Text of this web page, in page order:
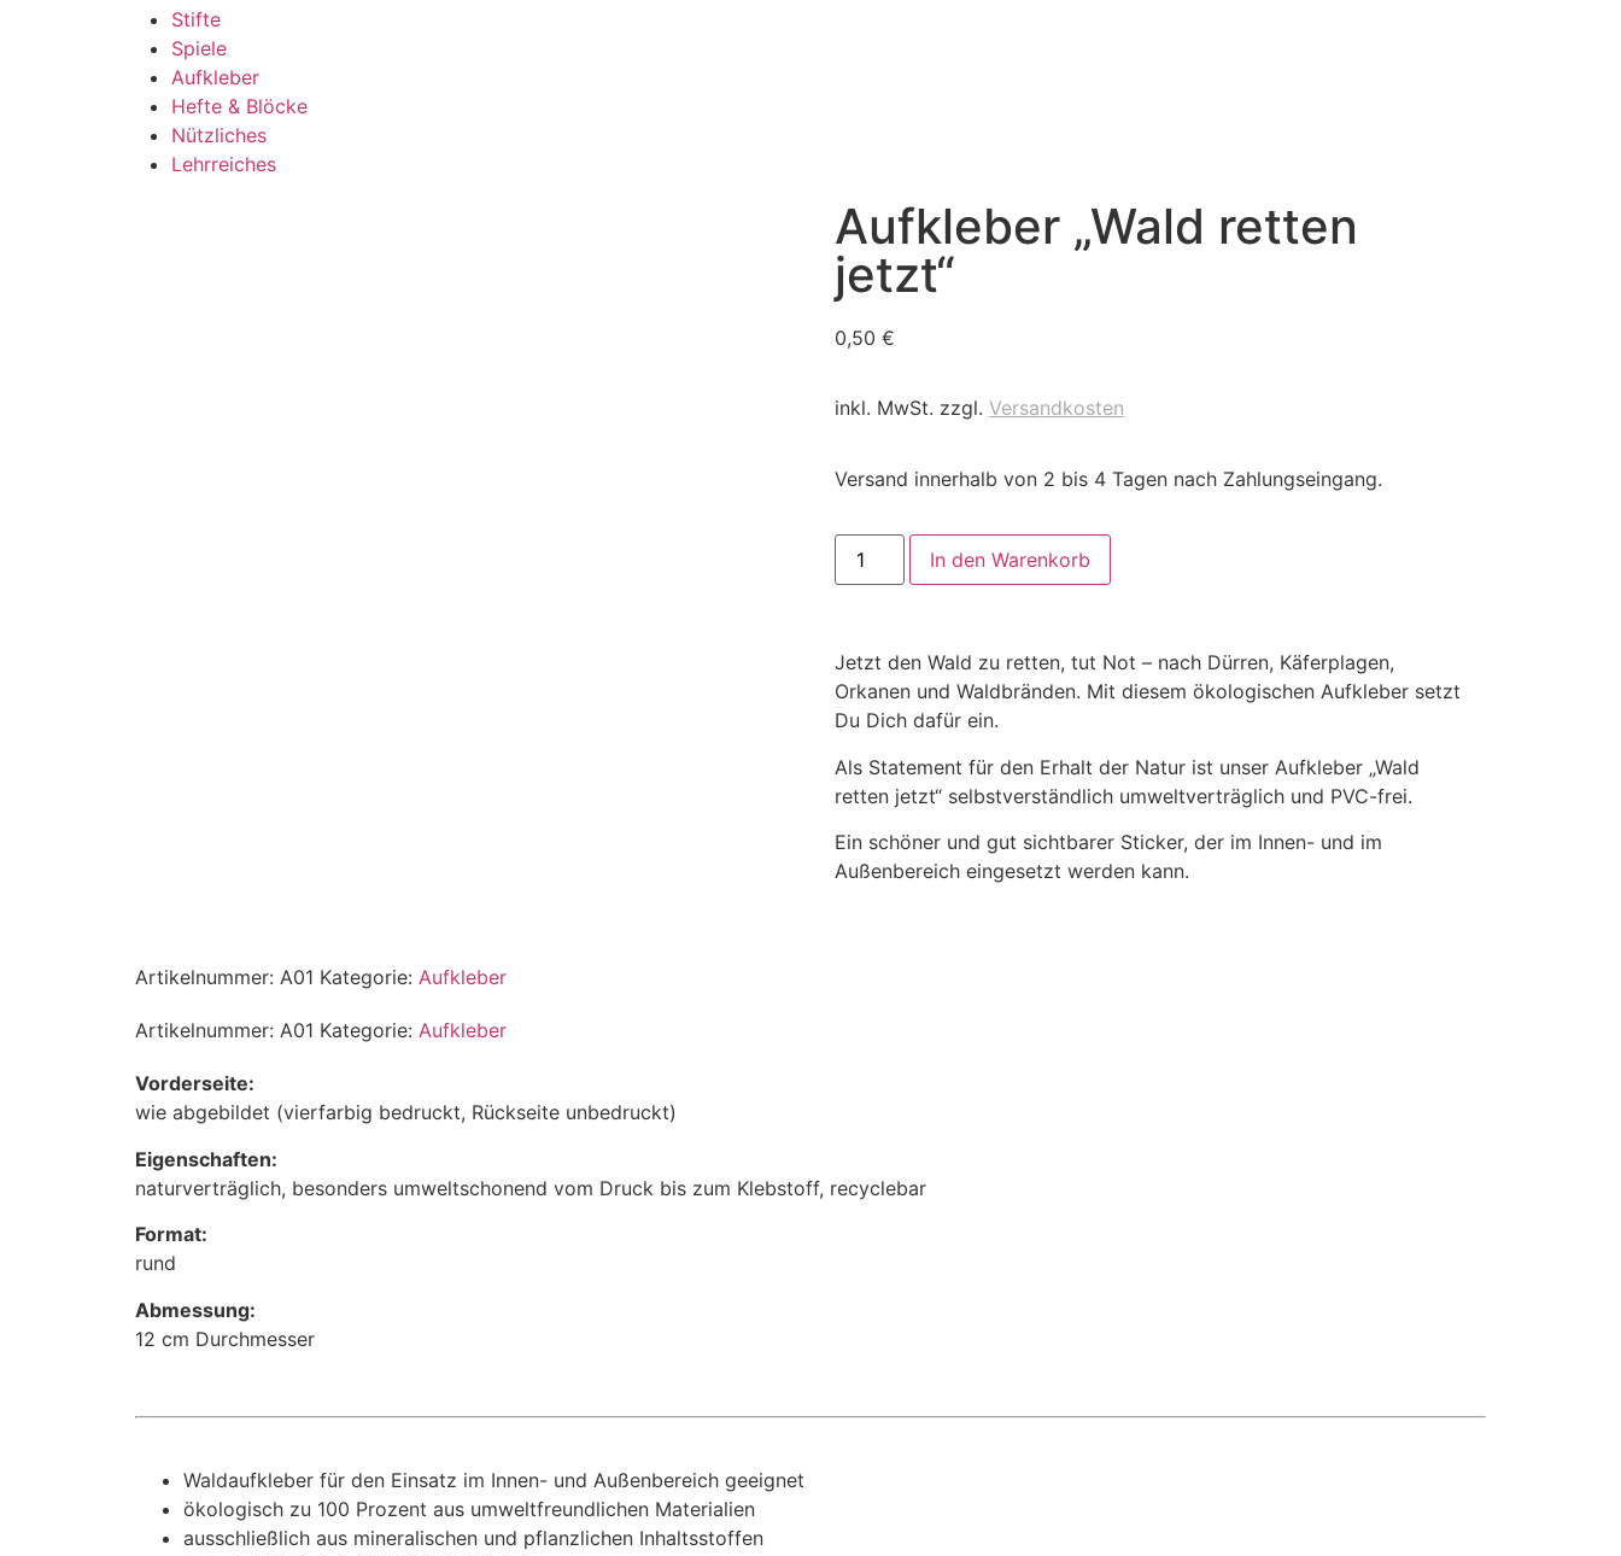
Stifte
Spiele
Aufkleber
Hefte & Blöcke
Nützliches
Lehrreiches
Aufkleber „Wald retten
jetzt“
0,50 €
inkl. MwSt. zzgl. Versandkosten
Versand innerhalb von 2 bis 4 Tagen nach Zahlungseingang.
In den Warenkorb
Jetzt den Wald zu retten, tut Not – nach Dürren, Käferplagen,
Orkanen und Waldbränden. Mit diesem ökologischen Aufkleber setzt
Du Dich dafür ein.
Als Statement für den Erhalt der Natur ist unser Aufkleber „Wald
retten jetzt“ selbstverständlich umweltverträglich und PVC-frei.
Ein schöner und gut sichtbarer Sticker, der im Innen- und im
Außenbereich eingesetzt werden kann.
Artikelnummer: A01 Kategorie: Aufkleber
Artikelnummer: A01 Kategorie: Aufkleber
Vorderseite:
wie abgebildet (vierfarbig bedruckt, Rückseite unbedruckt)
Eigenschaften:
naturverträglich, besonders umweltschonend vom Druck bis zum Klebstoff, recyclebar
Format:
rund
Abmessung:
12 cm Durchmesser
Waldaufkleber für den Einsatz im Innen- und Außenbereich geeignet
ökologisch zu 100 Prozent aus umweltfreundlichen Materialien
ausschließlich aus mineralischen und pflanzlichen Inhaltsstoffen